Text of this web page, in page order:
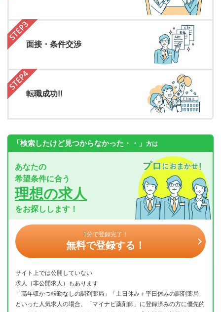
面接・条件交渉
転職成功!!
「検索したけど見つからなかった・・」 方は
あなたの
希望条件に合う
理想の求人
をお探しします！
1分で登録完了！
無料で登録する！
サイト上では公開していない
求人（非公開求人）もあります
「高年収かつ転勤なしの調剤薬局」「土日休み＋平日休みの調剤薬局」
といった人気求人の場合、「マイナビ薬剤師」に登録済みの方に優先的